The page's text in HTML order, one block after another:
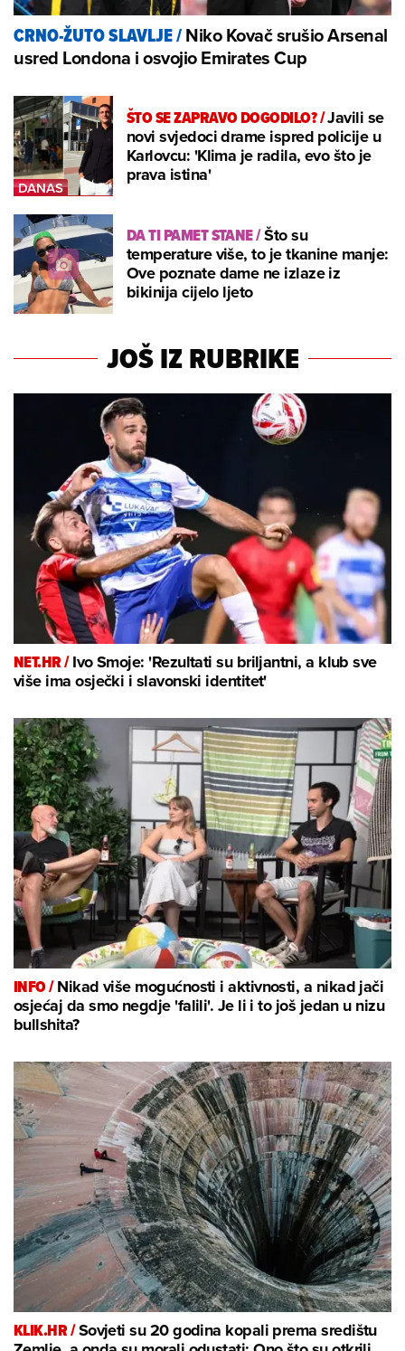
CRNO-ŽUTO SLAVLJE/Niko Kovač srušio Arsenal
usred Londona i osvojio Emirates Cup
ŠTO SE ZAPRAVO DOGODILO?/Javili se
novi svjedoci drame ispred policije u
Karlovcu: 'Klima je radila, evo što je
prava istina'
DA TI PAMET STANE/Što su
temperature više, to je tkanine manje:
Ove poznate dame ne izlaze iz
bikinija cijelo ljeto
JOŠ IZ RUBRIKE
NET.HR /Ivo Smoje: 'Rezultati su briljantni, a klub sve
više ima osječki i slavonski identitet'
INFO /Nikad više mogućnosti i aktivnosti, a nikad jači
osjećaj da smo negdje 'falili'. Je li i to još jedan u nizu
bullshita?
KLIK.HR /Sovjeti su 20 godina kopali prema središtu